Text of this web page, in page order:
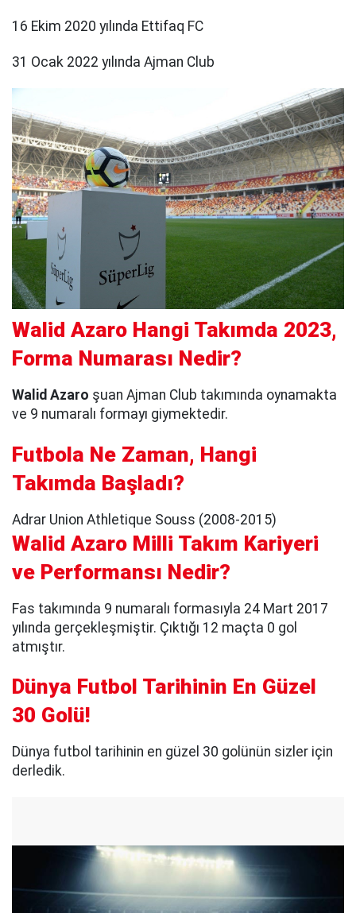
16 Ekim 2020 yılında Ettifaq FC
31 Ocak 2022 yılında Ajman Club
Walid Azaro Hangi Takımda 2023,
Forma Numarası Nedir?
Walid Azaro şuan Ajman Club takımında oynamakta
ve 9 numaralı formayı giymektedir.
Futbola Ne Zaman, Hangi
Takımda Başladı?
Adrar Union Athletique Souss (2008-2015)
Walid Azaro Milli Takım Kariyeri
ve Performansı Nedir?
Fas takımında 9 numaralı formasıyla 24 Mart 2017
yılında gerçekleşmiştir. Çıktığı 12 maçta 0 gol
atmıştır.
Dünya Futbol Tarihinin En Güzel
30 Golü!
Dünya futbol tarihinin en güzel 30 golünün sizler için
derledik.